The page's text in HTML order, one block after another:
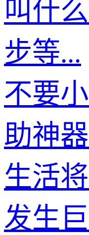
叫什
步等...
不要
助神
生活
发生